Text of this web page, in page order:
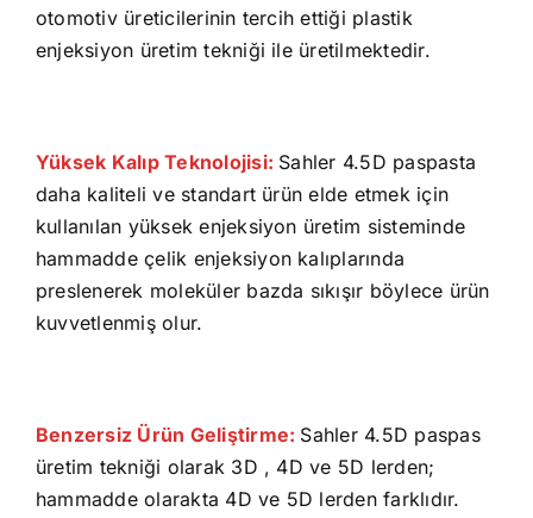
otomotiv üreticilerinin tercih ettiği plastik
enjeksiyon üretim tekniği ile üretilmektedir.
Yüksek Kalıp Teknolojisi: Sahler 4.5D paspasta
daha kaliteli ve standart ürün elde etmek için
kullanılan yüksek enjeksiyon üretim sisteminde
hammadde çelik enjeksiyon kalıplarında
preslenerek moleküler bazda sıkışır böylece ürün
kuvvetlenmiş olur.
Benzersiz Ürün Geliştirme: Sahler 4.5D paspas
üretim tekniği olarak 3D , 4D ve 5D lerden;
hammadde olarakta 4D ve 5D lerden farklıdır.